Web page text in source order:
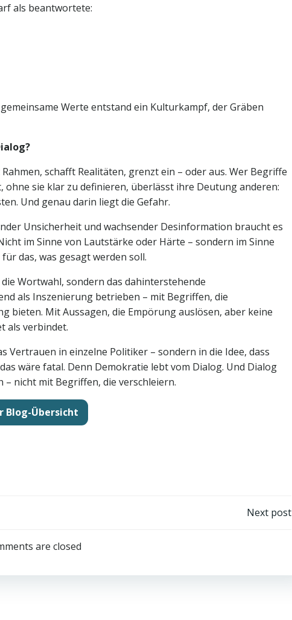
als beantwortete:
Werte entstand ein Kulturkampf, der Gräben
schafft Realitäten, grenzt ein – oder aus. Wer Begriffe
ohne sie klar zu definieren, überlässt ihre Deutung anderen:
Und genau darin liegt die Gefahr.
Unsicherheit und wachsender Desinformation braucht es
im Sinne von Lautstärke oder Härte – sondern im Sinne
das, was gesagt werden soll.
Wortwahl, sondern das dahinterstehende
als Inszenierung betrieben – mit Begriffen, die
bieten. Mit Aussagen, die Empörung auslösen, aber keine
als verbindet.
Vertrauen in einzelne Politiker – sondern in die Idee, dass
wäre fatal. Denn Demokratie lebt vom Dialog. Und Dialog
nicht mit Begriffen, die verschleiern.
Blog-Übersicht
navigation
Next post
are closed